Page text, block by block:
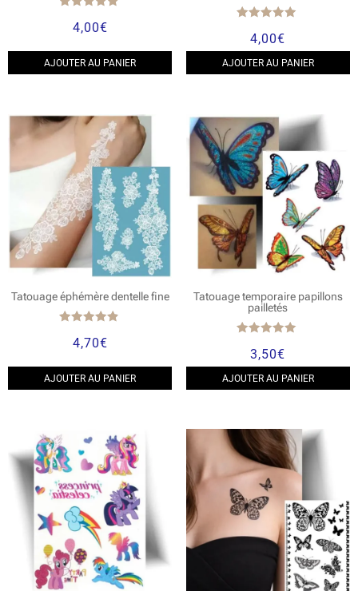
4.75
4,00€
AJOUTER AU PANIER
4.89
sur 5
4,00€
AJOUTER AU PANIER
Tatouage éphémère dentelle fine
4.67
sur 5
4,70€
AJOUTER AU PANIER
Tatouage temporaire papillons
pailletés
5.00
sur 5
3,50€
AJOUTER AU PANIER